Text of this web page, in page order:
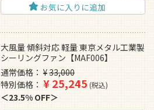
お気に入りに追加
大風量 傾斜対応 軽量 東京メタル工業製
シーリングファン【MAF006】
通常価格
¥33,000
特別価格
¥25,245 税込
23.5% OFF